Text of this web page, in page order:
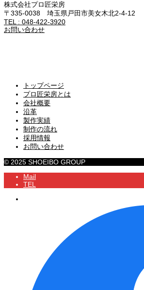
株式会社プロ匠栄房
〒335-0038 埼玉県戸田市美女木北2-4-12
TEL : 048-422-3920
お問い合わせ
トップページ
プロ匠栄房とは
会社概要
沿革
製作実績
制作の流れ
採用情報
お問い合わせ
© 2025 SHOEIBO GROUP
Mail
TEL